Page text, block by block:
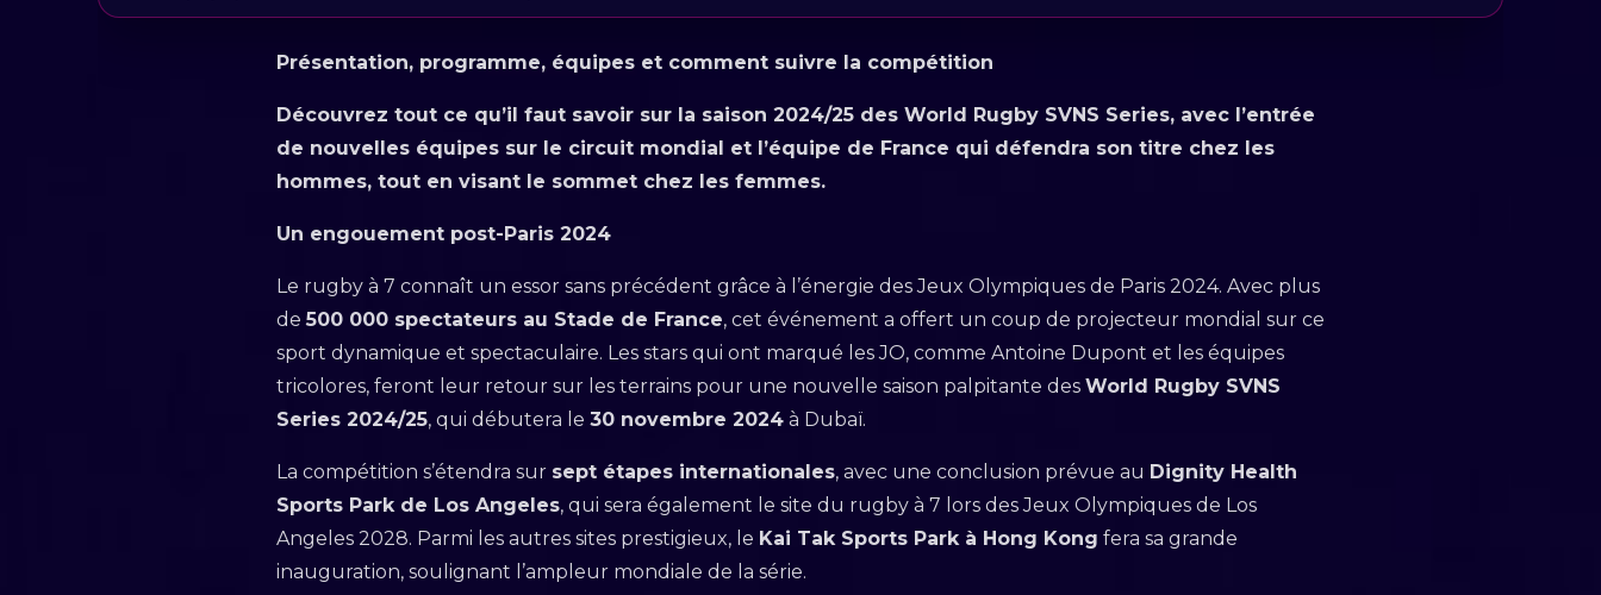
Présentation, programme, équipes et comment suivre la compétition
Découvrez tout ce qu’il faut savoir sur la saison 2024/25 des World Rugby SVNS Series, avec l’entrée
de nouvelles équipes sur le circuit mondial et l’équipe de France qui défendra son titre chez les
hommes, tout en visant le sommet chez les femmes.
Un engouement post-Paris 2024
Le rugby à 7 connaît un essor sans précédent grâce à l’énergie des Jeux Olympiques de Paris 2024. Avec plus
de500 000 spectateurs au Stade de France, cet événement a offert un coup de projecteur mondial sur ce
sport dynamique et spectaculaire. Les stars qui ont marqué les JO, comme Antoine Dupont et les équipes
tricolores, feront leur retour sur les terrains pour une nouvelle saison palpitante des World Rugby SVNS
Series 2024/25, qui débutera le 30 novembre 2024 à Dubaï.
La compétition s’étendra sur sept étapes internationales, avec une conclusion prévue au Dignity Health
Sports Park de Los Angeles, qui sera également le site du rugby à 7 lors des Jeux Olympiques de Los
Angeles 2028. Parmi les autres sites prestigieux, le Kai Tak Sports Park à Hong Kong fera sa grande
inauguration, soulignant l’ampleur mondiale de la série.